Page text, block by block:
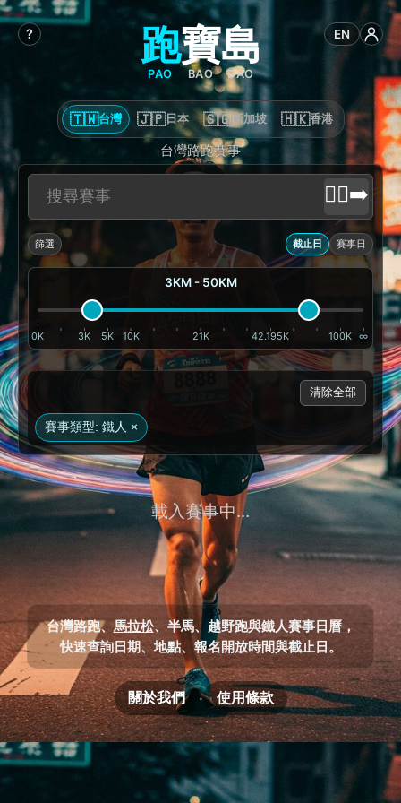
跑
PAO
寶
BAO
島
DAO
? EN
🇹🇼台灣 🇯🇵日本 🇸🇬新加坡 🇭🇰香港
台灣路跑賽事
🏃‍♂️‍➡️
篩選 截止日 賽事日
3KM - 50KM
0K 3K 5K 10K 21K 42.195K 100K ∞
清除全部
賽事類型: 鐵人 ×
載入賽事中...
台灣路跑、馬拉松、半馬、越野跑與鐵人賽事日曆，
快速查詢日期、地點、報名開放時間與截止日。
關於我們 · 使用條款